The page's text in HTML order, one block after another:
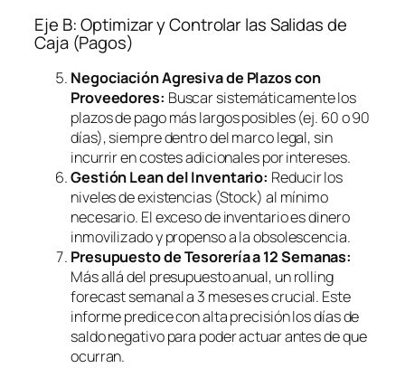
Eje B: Optimizar y Controlar las Salidas de
Caja (Pagos)
Negociación Agresiva de Plazos con
Proveedores: Buscar sistemáticamente los
plazos de pago más largos posibles (ej. 60 o 90
días), siempre dentro del marco legal, sin
incurrir en costes adicionales por intereses.
Gestión Lean del Inventario: Reducir los
niveles de existencias (Stock) al mínimo
necesario. El exceso de inventario es dinero
inmovilizado y propenso a la obsolescencia.
Presupuesto de Tesorería a 12 Semanas:
Más allá del presupuesto anual, unrolling
forecastsemanal a 3 meses es crucial. Este
informe predice con alta precisión los días de
saldo negativo para poder actuar antes de que
ocurran.